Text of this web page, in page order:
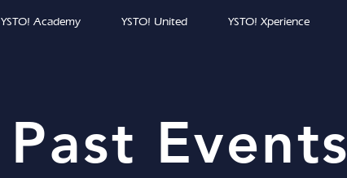
YSTO! Academy YSTO! United YSTO! Xperience
Past Events